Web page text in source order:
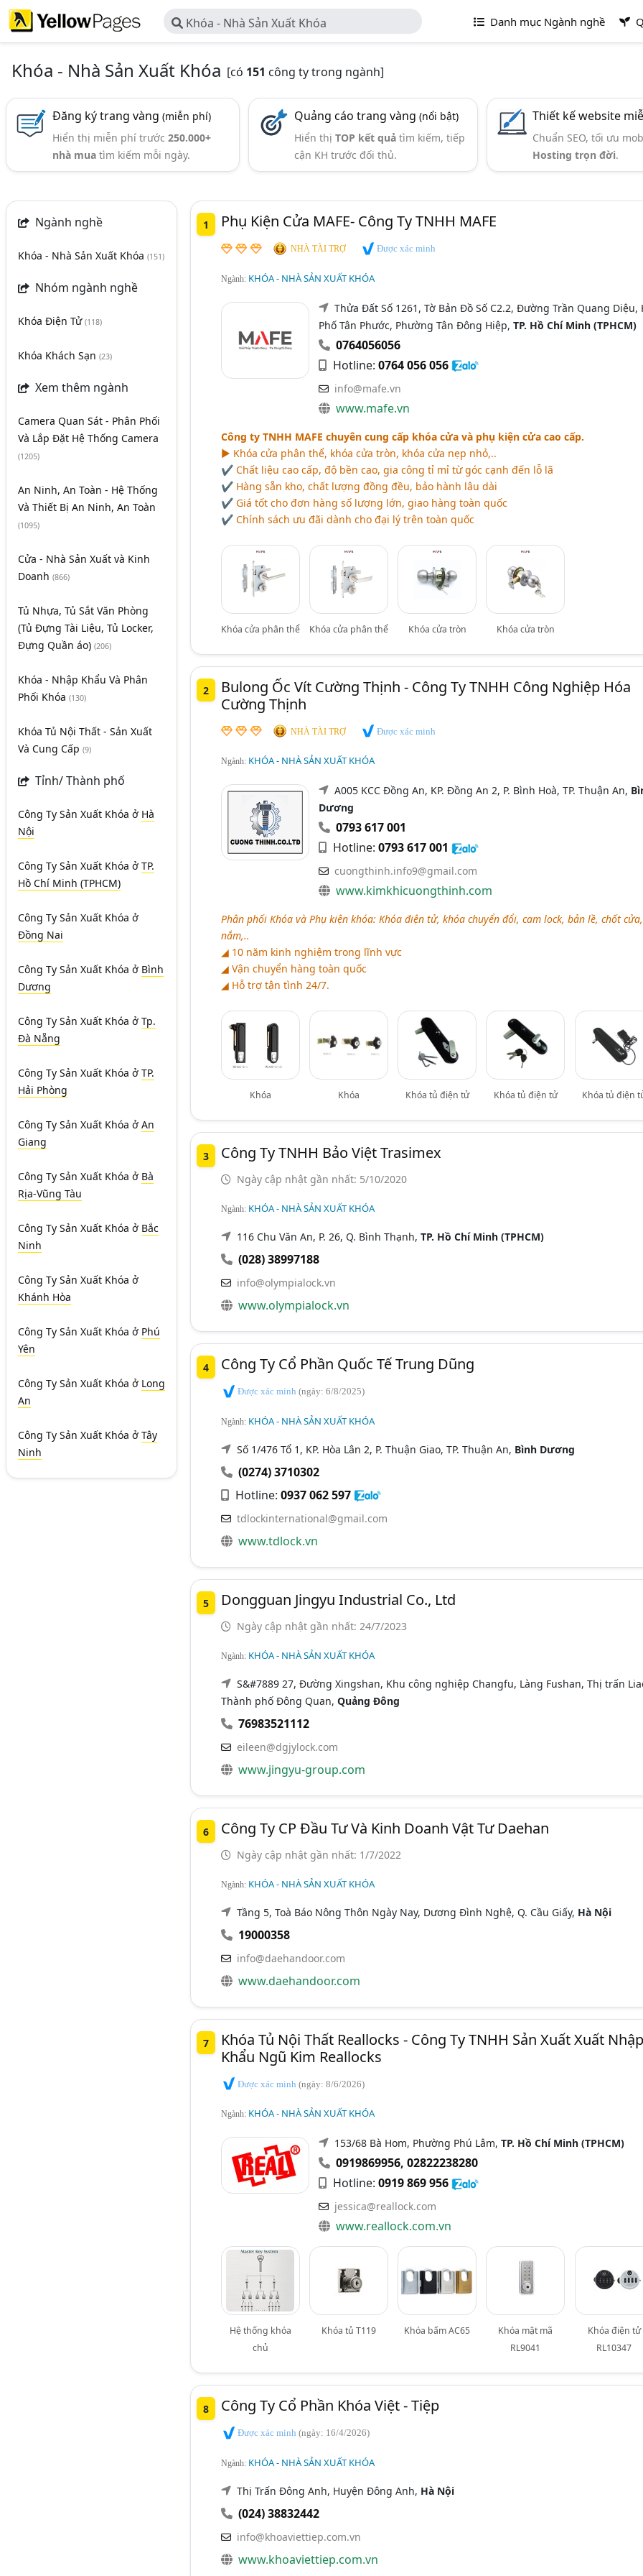
Khóa - Nhà Sản Xuất Khóa Danh mục Ngành nghề
Khóa - Nhà Sản Xuất Khóa [có 151 công ty trong ngành]
Đăng ký trang vàng(miễn phí)
Hiển thị miễn phí trước250.000+
nhà mua tìm kiếm mỗi ngày.
Quảng cáo trang vàng(nổi bật)
Hiển thịTOP kết quả tìm kiếm, tiếp
cận KH trước đối thủ.
Thiết kế website
Chuẩn SEO, tối ưu
Hosting trọn đời.
Ngành nghề
Khóa - Nhà Sản Xuất Khóa (151)
Nhóm ngành nghề
Khóa Điện Tử (118)
Khóa Khách Sạn (23)
Xem thêm ngành
Camera Quan Sát - Phân Phối
Và Lắp Đặt Hệ Thống Camera
(1205)
An Ninh, An Toàn - Hệ Thống
Và Thiết Bị An Ninh, An Toàn
(1095)
Cửa - Nhà Sản Xuất và Kinh
Doanh (866)
Tủ Nhựa, Tủ Sắt Văn Phòng
(Tủ Đựng Tài Liệu, Tủ Locker,
Đựng Quần áo) (206)
Khóa - Nhập Khẩu Và Phân
Phối Khóa (130)
Khóa Tủ Nội Thất - Sản Xuất
Và Cung Cấp (9)
Tỉnh/ Thành phố
Công Ty Sản Xuất Khóa ở Hà
Nội
Công Ty Sản Xuất Khóa ở TP.
Hồ Chí Minh (TPHCM)
Công Ty Sản Xuất Khóa ở
Đồng Nai
Công Ty Sản Xuất Khóa ở Bình
Dương
Công Ty Sản Xuất Khóa ở Tp.
Đà Nẵng
Công Ty Sản Xuất Khóa ở TP.
Hải Phòng
Công Ty Sản Xuất Khóa ở An
Giang
Công Ty Sản Xuất Khóa ở Bà
Rịa-Vũng Tàu
Công Ty Sản Xuất Khóa ở Bắc
Ninh
Công Ty Sản Xuất Khóa ở
Khánh Hòa
Công Ty Sản Xuất Khóa ở Phú
Yên
Công Ty Sản Xuất Khóa ở Long
An
Công Ty Sản Xuất Khóa ở Tây
Ninh
1 Phụ Kiện Cửa MAFE- Công Ty TNHH MAFE
NHÀ TÀI TRỢ Được xác minh
Ngành: KHÓA - NHÀ SẢN XUẤT KHÓA
Thửa Đất Số 1261, Tờ Bản Đồ Số C2.2, Đường Trần Quang Diệu,
Phố Tân Phước, Phường Tân Đông Hiệp, TP. Hồ Chí Minh (TPHCM)
0764056056
Hotline: 0764 056 056
info@mafe.vn
www.mafe.vn
Công ty TNHH MAFE chuyên cung cấp khóa cửa và phụ kiện cửa cao cấp.
► Khóa cửa phân thể, khóa cửa tròn, khóa cửa nẹp nhỏ,..
✔️ Chất liệu cao cấp, độ bền cao, gia công tỉ mỉ từ góc cạnh đến lỗ lã
✔️ Hàng sẵn kho, chất lượng đồng đều, bảo hành lâu dài
✔️ Giá tốt cho đơn hàng số lượng lớn, giao hàng toàn quốc
✔️ Chính sách ưu đãi dành cho đại lý trên toàn quốc
Khóa cửa phân thể Khóa cửa phân thể Khóa cửa tròn Khóa cửa tròn
2
Bulong Ốc Vít Cường Thịnh - Công Ty TNHH Công Nghiệp Hóa
Cường Thịnh
NHÀ TÀI TRỢ Được xác minh
Ngành: KHÓA - NHÀ SẢN XUẤT KHÓA
A005 KCC Đồng An, KP. Đồng An 2, P. Bình Hoà, TP. Thuận An,
Dương
0793 617 001
Hotline: 0793 617 001
cuongthinh.info9@gmail.com
www.kimkhicuongthinh.com
Phân phối Khóa và Phụ kiện khóa: Khóa điện tử, khóa chuyển đổi, cam lock, bản lề, chốt
nắm,..
◢ 10 năm kinh nghiệm trong lĩnh vực
◢ Vận chuyển hàng toàn quốc
◢ Hỗ trợ tận tình 24/7.
Khóa Khóa Khóa tủ điện tử Khóa tủ điện tử Khóa tủ điện
3 Công Ty TNHH Bảo Việt Trasimex
Ngày cập nhật gần nhất: 5/10/2020
Ngành: KHÓA - NHÀ SẢN XUẤT KHÓA
116 Chu Văn An, P. 26, Q. Bình Thạnh, TP. Hồ Chí Minh (TPHCM)
(028) 38997188
info@olympialock.vn
www.olympialock.vn
4 Công Ty Cổ Phần Quốc Tế Trung Dũng
Được xác minh (ngày: 6/8/2025)
Ngành: KHÓA - NHÀ SẢN XUẤT KHÓA
Số 1/476 Tổ 1, KP. Hòa Lân 2, P. Thuận Giao, TP. Thuận An, Bình Dương
(0274) 3710302
Hotline: 0937 062 597
tdlockinternational@gmail.com
www.tdlock.vn
5 Dongguan Jingyu Industrial Co., Ltd
Ngày cập nhật gần nhất: 24/7/2023
Ngành: KHÓA - NHÀ SẢN XUẤT KHÓA
S&#7889 27, Đường Xingshan, Khu công nghiệp Changfu, Làng Fushan, Thị trấn
Thành phố Đông Quan, Quảng Đông
76983521112
eileen@dgjylock.com
www.jingyu-group.com
6 Công Ty CP Đầu Tư Và Kinh Doanh Vật Tư Daehan
Ngày cập nhật gần nhất: 1/7/2022
Ngành: KHÓA - NHÀ SẢN XUẤT KHÓA
Tầng 5, Toà Báo Nông Thôn Ngày Nay, Dương Đình Nghệ, Q. Cầu Giấy, Hà Nội
19000358
info@daehandoor.com
www.daehandoor.com
7
Khóa Tủ Nội Thất Reallocks - Công Ty TNHH Sản Xuất Xuất Nhập
Khẩu Ngũ Kim Reallocks
Được xác minh (ngày: 8/6/2026)
Ngành: KHÓA - NHÀ SẢN XUẤT KHÓA
153/68 Bà Hom, Phường Phú Lâm, TP. Hồ Chí Minh (TPHCM)
0919869956, 02822238280
Hotline: 0919 869 956
jessica@reallock.com
www.reallock.com.vn
Hệ thống khóa
chủ
Khóa tủ T119 Khóa bấm AC65
Khóa mật mã
RL9041
Khóa điện tử
RL10347
8 Công Ty Cổ Phần Khóa Việt - Tiệp
Được xác minh (ngày: 16/4/2026)
Ngành: KHÓA - NHÀ SẢN XUẤT KHÓA
Thị Trấn Đông Anh, Huyện Đông Anh, Hà Nội
(024) 38832442
info@khoaviettiep.com.vn
www.khoaviettiep.com.vn